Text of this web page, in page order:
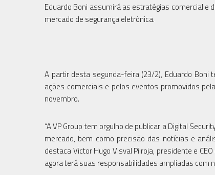
Eduardo Boni assumirá as estratégias comercial e
mercado de segurança eletrônica.
A partir desta segunda-feira (23/2), Eduardo Boni
ações comerciais e pelos eventos promovidos
novembro.
“A VP Group tem orgulho de publicar a Digital
mercado, bem como precisão das notícias e
destaca Victor Hugo Visval Piiroja, presidente e
agora terá suas responsabilidades ampliadas com